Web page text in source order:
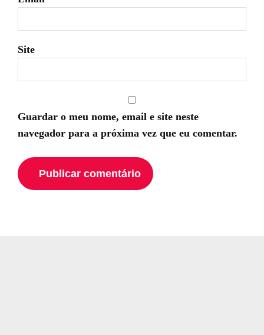
Site
Guardar o meu nome, email e site neste
navegador para a próxima vez que eu comentar.